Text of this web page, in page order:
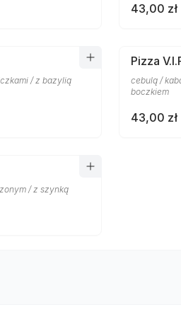
43,00 zł
/ z bazylią
Pizza
cebulą /
boczkiem
43,00 zł
/ z szynką